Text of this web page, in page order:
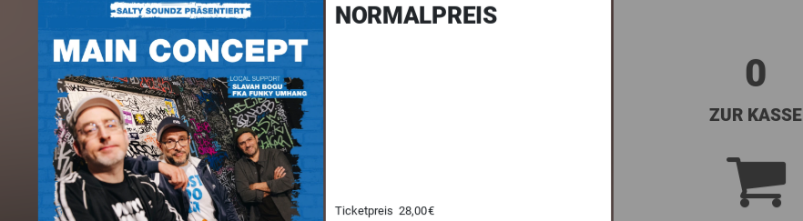
NORMALPREIS
Ticketpreis 28,00 €
00
0
ZUR KASSE